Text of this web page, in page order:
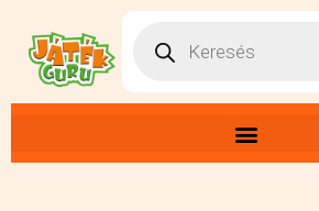
content
Products